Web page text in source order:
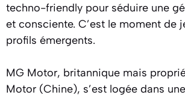
techno-friendly pour séduire une
et consciente. C’est le moment de
profils émergents.
MG Motor, britannique mais
Motor (Chine), s’est logée dans